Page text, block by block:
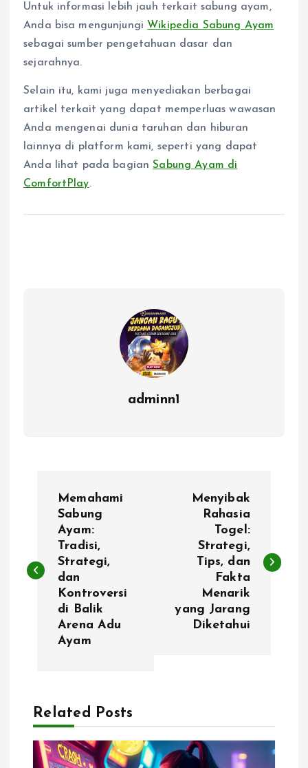
Untuk informasi lebih jauh terkait sabung ayam,
Anda bisa mengunjungi Wikipedia Sabung Ayam
sebagai sumber pengetahuan dasar dan
sejarahnya.
Selain itu, kami juga menyediakan berbagai
artikel terkait yang dapat memperluas wawasan
Anda mengenai dunia taruhan dan hiburan
lainnya di platform kami, seperti yang dapat
Anda lihat pada bagianSabung Ayam di
ComfortPlay.
adminn1
t
g
Memahami
Sabung
Ayam:
Tradisi,
Strategi,
dan
Kontroversi
di Balik
Arena Adu
Ayam
Menyibak
Rahasia
Togel:
Strategi,
Tips, dan
Fakta
Menarik
yang Jarang
Diketahui
Related Posts